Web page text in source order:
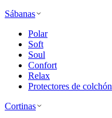
Sábanas
Polar
Soft
Soul
Confort
Relax
Protectores de colchón
Cortinas